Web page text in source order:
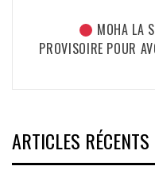
MOHA LA
PROVISOIRE POUR
ARTICLES RÉCENTS